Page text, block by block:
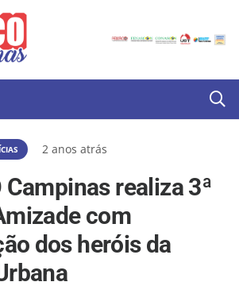
2 anos atrás
Campinas realiza 3ª
com
dos heróis da